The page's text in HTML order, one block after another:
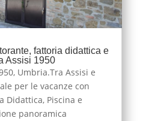
fattoria didattica e
Assisi 1950
Umbria.Tra Assisi e
per le vacanze con
Didattica, Piscina e
panoramica